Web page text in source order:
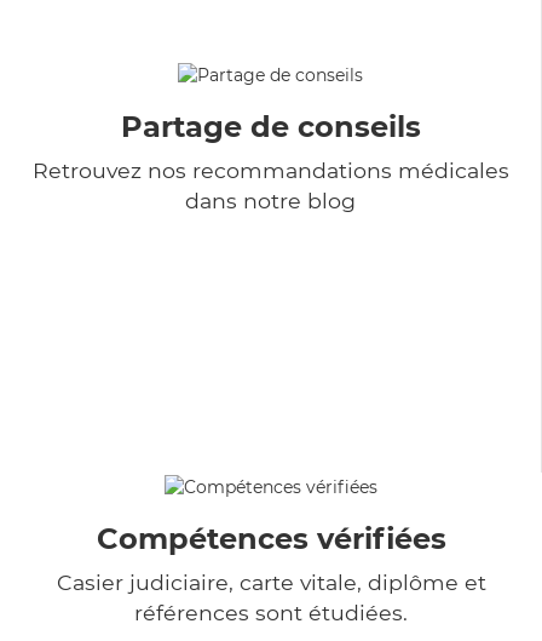
Partage de conseils
Retrouvez nos recommandations médicales
dans notre blog
Compétences vérifiées
Casier judiciaire, carte vitale, diplôme et
références sont étudiées.